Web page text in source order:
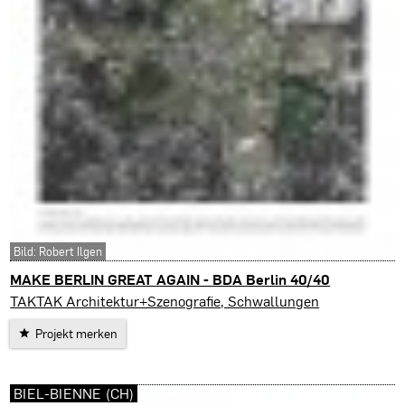
MAKE BERLIN GREAT AGAIN - BDA Berlin 40/40
Berlin (D)
TAKTAK Architektur+Szenografie, Schwallungen
Projekt merken
Bild: Robert Ilgen
BIEL-BIENNE (CH)